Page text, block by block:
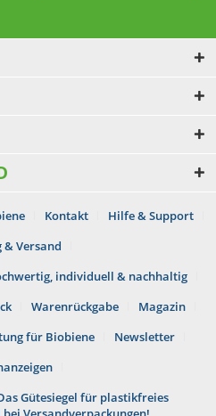
Kontakt
Hilfe & Support
& Versand
individuell & nachhaltig
Warenrückgabe
Magazin
für Biobiene
Newsletter
Gütesiegel für plastikfreies